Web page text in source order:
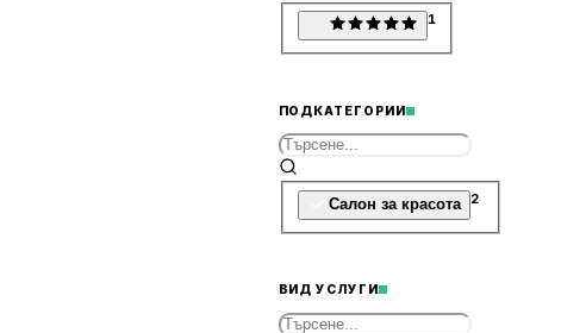
1
ПОДКАТЕГОРИИ
Салон за красота 2
ВИД УСЛУГИ